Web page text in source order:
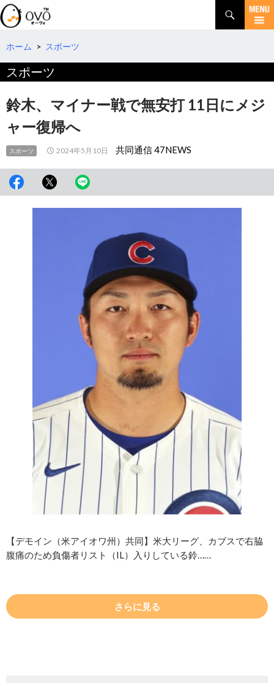
検
索
コ
テ
へ
動
ホーム > スポーツ
スポーツ
鈴木、マイナー戦で無安打 11日にメジ
ャー復帰へ
スポーツ 2024年5月10日 共同通信 47NEWS
【デモイン（米アイオワ州）共同】米大リーグ、カブスで右脇
腹痛のため負傷者リスト（IL）入りしている鈴……
さらに見る